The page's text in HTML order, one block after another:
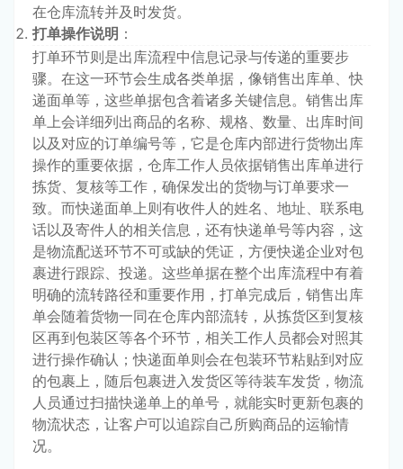
在仓库流转并及时发货。
打单操作说明 ：
打单环节则是出库流程中信息记录与传递的重要步
骤。在这一环节会生成各类单据，像销售出库单、快
递面单等，这些单据包含着诸多关键信息。销售出库
单上会详细列出商品的名称、规格、数量、出库时间
以及对应的订单编号等，它是仓库内部进行货物出库
操作的重要依据，仓库工作人员依据销售出库单进行
拣货、复核等工作，确保发出的货物与订单要求一
致。而快递面单上则有收件人的姓名、地址、联系电
话以及寄件人的相关信息，还有快递单号等内容，这
是物流配送环节不可或缺的凭证，方便快递企业对包
裹进行跟踪、投递。这些单据在整个出库流程中有着
明确的流转路径和重要作用，打单完成后，销售出库
单会随着货物一同在仓库内部流转，从拣货区到复核
区再到包装区等各个环节，相关工作人员都会对照其
进行操作确认；快递面单则会在包装环节粘贴到对应
的包裹上，随后包裹进入发货区等待装车发货，物流
人员通过扫描快递单上的单号，就能实时更新包裹的
物流状态，让客户可以追踪自己所购商品的运输情
况。